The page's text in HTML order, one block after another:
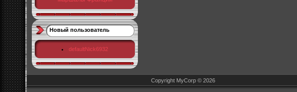
Новый пользователь
defaultNick6932
Copyright MyCorp © 2026